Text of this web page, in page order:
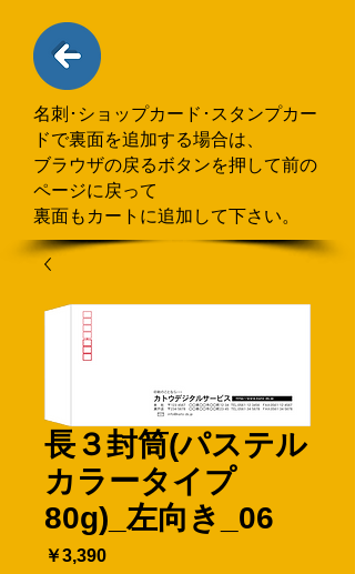
名刺･ショップカード･スタンプカー
ドで​裏面を追加する場合は、
ブラウザの戻るボタンを押して前の
ページに戻って
裏面もカートに追加して下さい。
長３封筒(パステル
カラータイプ
80g)_左向き_06
￥3,390価